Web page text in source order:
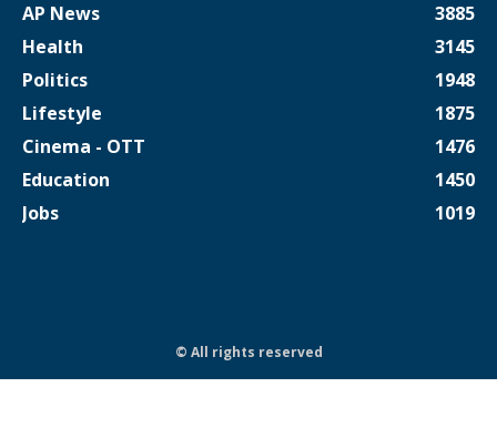
AP News
3885
Health
3145
Politics
1948
Lifestyle
1875
Cinema - OTT
1476
Education
1450
Jobs
1019
© All rights reserved